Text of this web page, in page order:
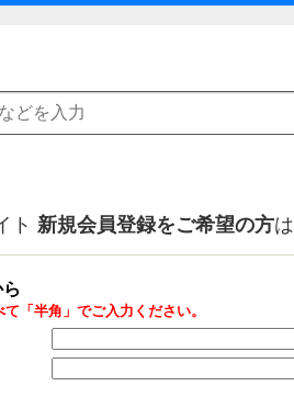
ト 新規会員登録をご希望の方は
「半角」でご入力ください。